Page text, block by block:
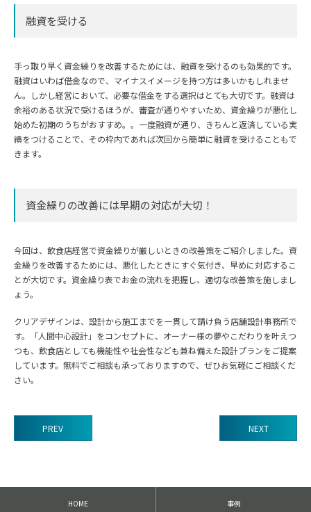
融資を受ける
手っ取り早く資金繰りを改善するためには、融資を受けるのも効果的です。
融資はいわば借金なので、マイナスイメージを持つ方は多いかもしれませ
ん。しかし経営において、必要な借金をする選択はとても大切です。融資は
余裕のある状況で受けるほうが、審査が通りやすいため、資金繰りが悪化し
始めた初期のうちがおすすめ。。一度融資が通り、きちんと返済している実
績をつけることで、その枠内であれば次回から簡単に融資を受けることもで
きます。
資金繰りの改善には早期の対応が大切！
今回は、飲食店経営で資金繰りが厳しいときの改善策をご紹介しました。資
金繰りを改善するためには、悪化したときにすぐ気付き、早めに対応するこ
とが大切です。資金繰り表でお金の流れを把握し、適切な改善策を施しまし
ょう。
クリアデザインは、設計から施工までを一貫して請け負う店舗設計事務所で
す。「人間中心設計」をコンセプトに、オーナー様の夢やこだわりを叶えつ
つも、飲食店としても機能性や社会性なども兼ね備えた設計プランをご提案
しています。無料でご相談も承っておりますので、ぜひお気軽にご相談くだ
さい。
の
PREV NEXT
HOME 事例